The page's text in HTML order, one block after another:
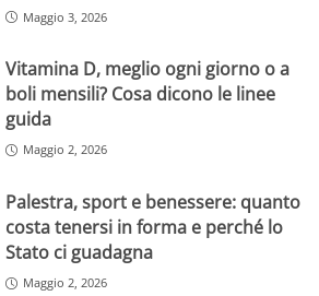
Maggio 3, 2026
Vitamina D, meglio ogni giorno o a
boli mensili? Cosa dicono le linee
guida
Maggio 2, 2026
Palestra, sport e benessere: quanto
costa tenersi in forma e perché lo
Stato ci guadagna
Maggio 2, 2026